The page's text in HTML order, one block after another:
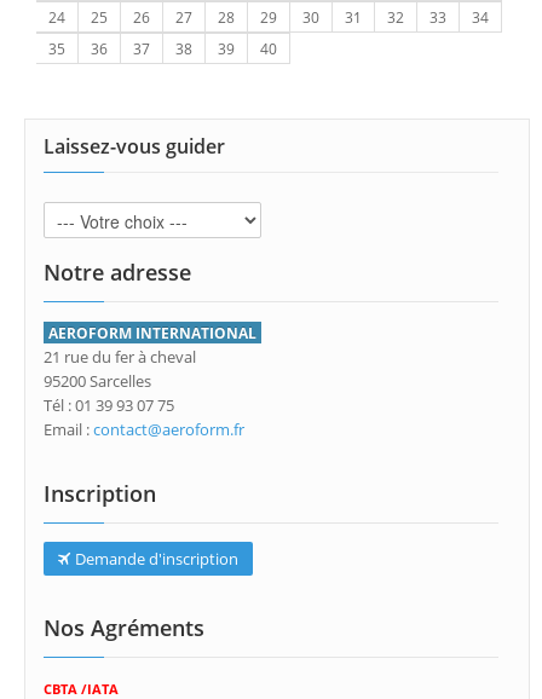
24
25 26 27 28 29 30 31 32 33
34
35
36 37 38 39 40
Laissez-vous guider
Notre adresse
AEROFORM INTERNATIONAL
21 rue du fer à cheval
95200 Sarcelles
Tél : 01 39 93 07 75
Email :contact@aeroform.fr
Inscription
Demande d'inscription
Nos Agréments
CBTA /IATA